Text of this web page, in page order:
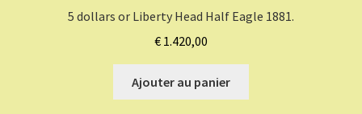
5 dollars or Liberty Head Half Eagle 1881.
€ 1.420,00
Ajouter au panier